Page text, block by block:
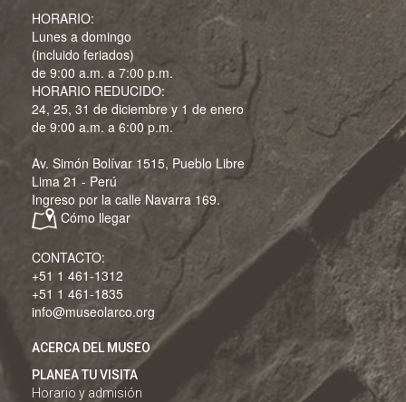
HORARIO:
Lunes a domingo
(incluido feriados)
de 9:00 a.m. a 7:00 p.m.
HORARIO REDUCIDO:
24, 25, 31 de diciembre y 1 de enero
de 9:00 a.m. a 6:00 p.m.
Av. Simón Bolívar 1515, Pueblo Libre
Lima 21 - Perú
Ingreso por la calle Navarra 169.
Cómo llegar
CONTACTO:
+51 1 461-1312
+51 1 461-1835
info@museolarco.org
ACERCA DEL MUSEO
PLANEA TU VISITA
Horario y admisión